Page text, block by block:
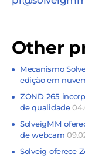
Other
Mecanismo
edição em
ZOND 265
de qualidade
SolveigMM
de webcam
Solveig oferece